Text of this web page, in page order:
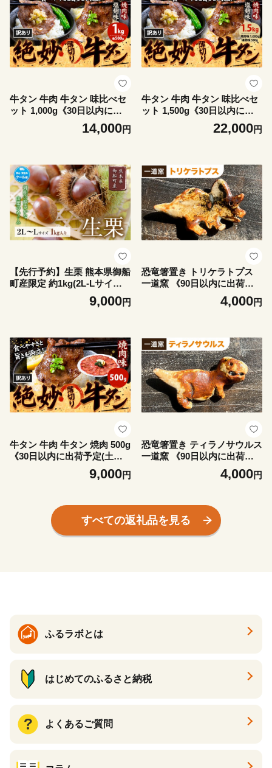
子 熊本県産 おやつ スイーツ
熊本県産 おやつ スイーツ
牛タン 牛肉 牛タン 味比べセ
ット 1,000g《30日以内に出
荷予定(土日祝除く)》熊本県
御船町 牛肉 タン たん 牛タン
元 牛タン レビュー
14,000円
牛タン 牛肉 牛タン 味比べセ
ット 1,500g《30日以内に出
荷予定(土日祝除く)》熊本県
御船町 牛肉 タン たん 牛タン
元 牛タン レビュー
22,000円
【先行予約】生栗 熊本県御船
町産限定 約1kg(2L-Lサイズ)
《9月上旬-9月下旬頃出荷》
送料無料 期間限定 野菜 予約
9,000円
恐竜箸置き トリケラトプス
一道窯 《90日以内に出荷予
定(土日祝除く)》熊本県 御船
町 箸置き はしおき 恐竜
4,000円
牛タン 牛肉 牛タン 焼肉 500g
《30日以内に出荷予定(土日
祝除く)》熊本県 御船町 牛肉
タン たん 牛タン 焼肉 食べ比
9,000円
恐竜箸置き ティラノサウルス
一道窯 《90日以内に出荷予
定(土日祝除く)》熊本県 御船
町 箸置き はしおき 恐竜
4,000円
すべての返礼品を見る
ふるラボとは
はじめてのふるさと納税
よくあるご質問